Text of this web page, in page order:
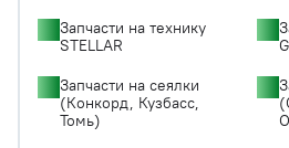
Запчасти на технику
STELLAR
Запчасти на сеялки
(Конкорд, Кузбасс,
Томь)